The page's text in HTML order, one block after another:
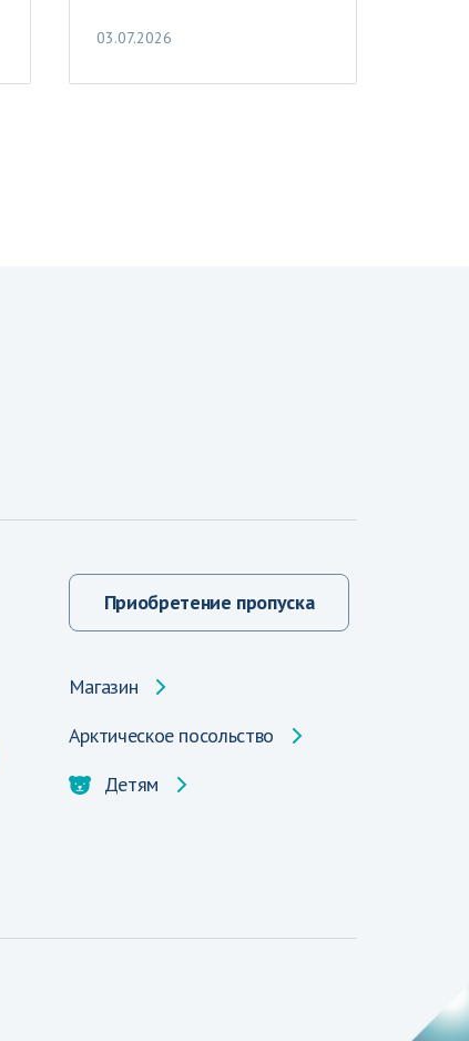
03.07.2026
Приобретение пропуска
Магазин
Арктическое посольство
Детям